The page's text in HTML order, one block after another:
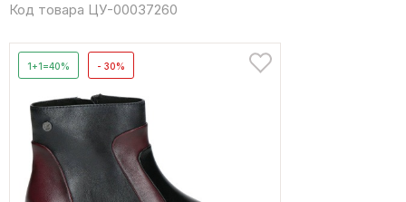
Код товара ЦУ-00037260
1+1=40% - 30%